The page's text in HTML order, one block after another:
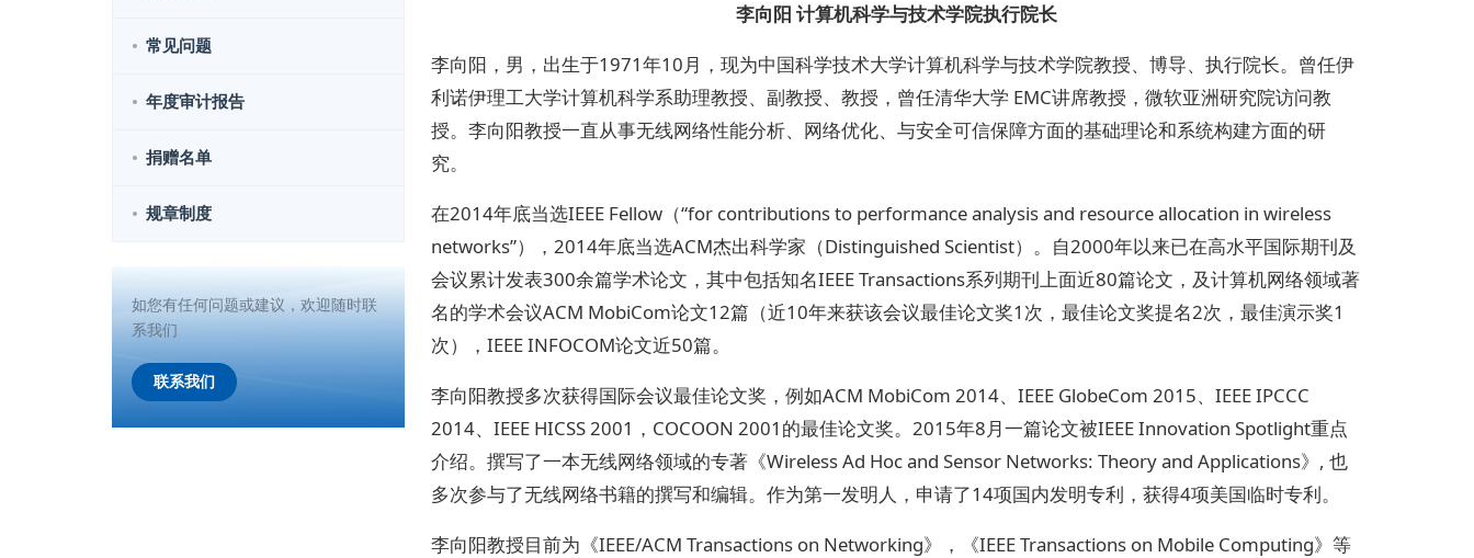
常见问题
年度审计报告
捐赠名单
规章制度
如您有任何问题或建议，欢迎随时联
系我们
联系我们
李向阳 计算机科学与技术学院执行院长
李向阳，男，出生于1971年10月，现为中国科学技术大学计算机科学与技术学院教授、博导、执行院长。曾任伊
利诺伊理工大学计算机科学系助理教授、副教授、教授，曾任清华大学 EMC讲席教授，微软亚洲研究院访问教
授。李向阳教授一直从事无线网络性能分析、网络优化、与安全可信保障方面的基础理论和系统构建方面的研
究。
在2014年底当选IEEE Fellow（“for contributions to performance analysis and resource allocation in wireless
networks”），2014年底当选ACM杰出科学家（Distinguished Scientist）。自2000年以来已在高水平国际期刊及
会议累计发表300余篇学术论文，其中包括知名IEEE Transactions系列期刊上面近80篇论文，及计算机网络领域著
名的学术会议ACM MobiCom论文12篇（近10年来获该会议最佳论文奖1次，最佳论文奖提名2次，最佳演示奖1
次），IEEE INFOCOM论文近50篇。
李向阳教授多次获得国际会议最佳论文奖，例如ACM MobiCom 2014、IEEE GlobeCom 2015、IEEE IPCCC
2014、IEEE HICSS 2001，COCOON 2001的最佳论文奖。2015年8月一篇论文被IEEE Innovation Spotlight重点
介绍。撰写了一本无线网络领域的专著《Wireless Ad Hoc and Sensor Networks: Theory and Applications》, 也
多次参与了无线网络书籍的撰写和编辑。作为第一发明人，申请了14项国内发明专利，获得4项美国临时专利。
李向阳教授目前为《IEEE/ACM Transactions on Networking》，《IEEE Transactions on Mobile Computing》等